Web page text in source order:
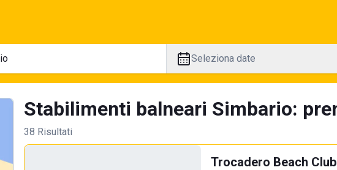
Seleziona date
Stabilimenti balneari Simbario:
38 Risultati
Trocadero Beach Club